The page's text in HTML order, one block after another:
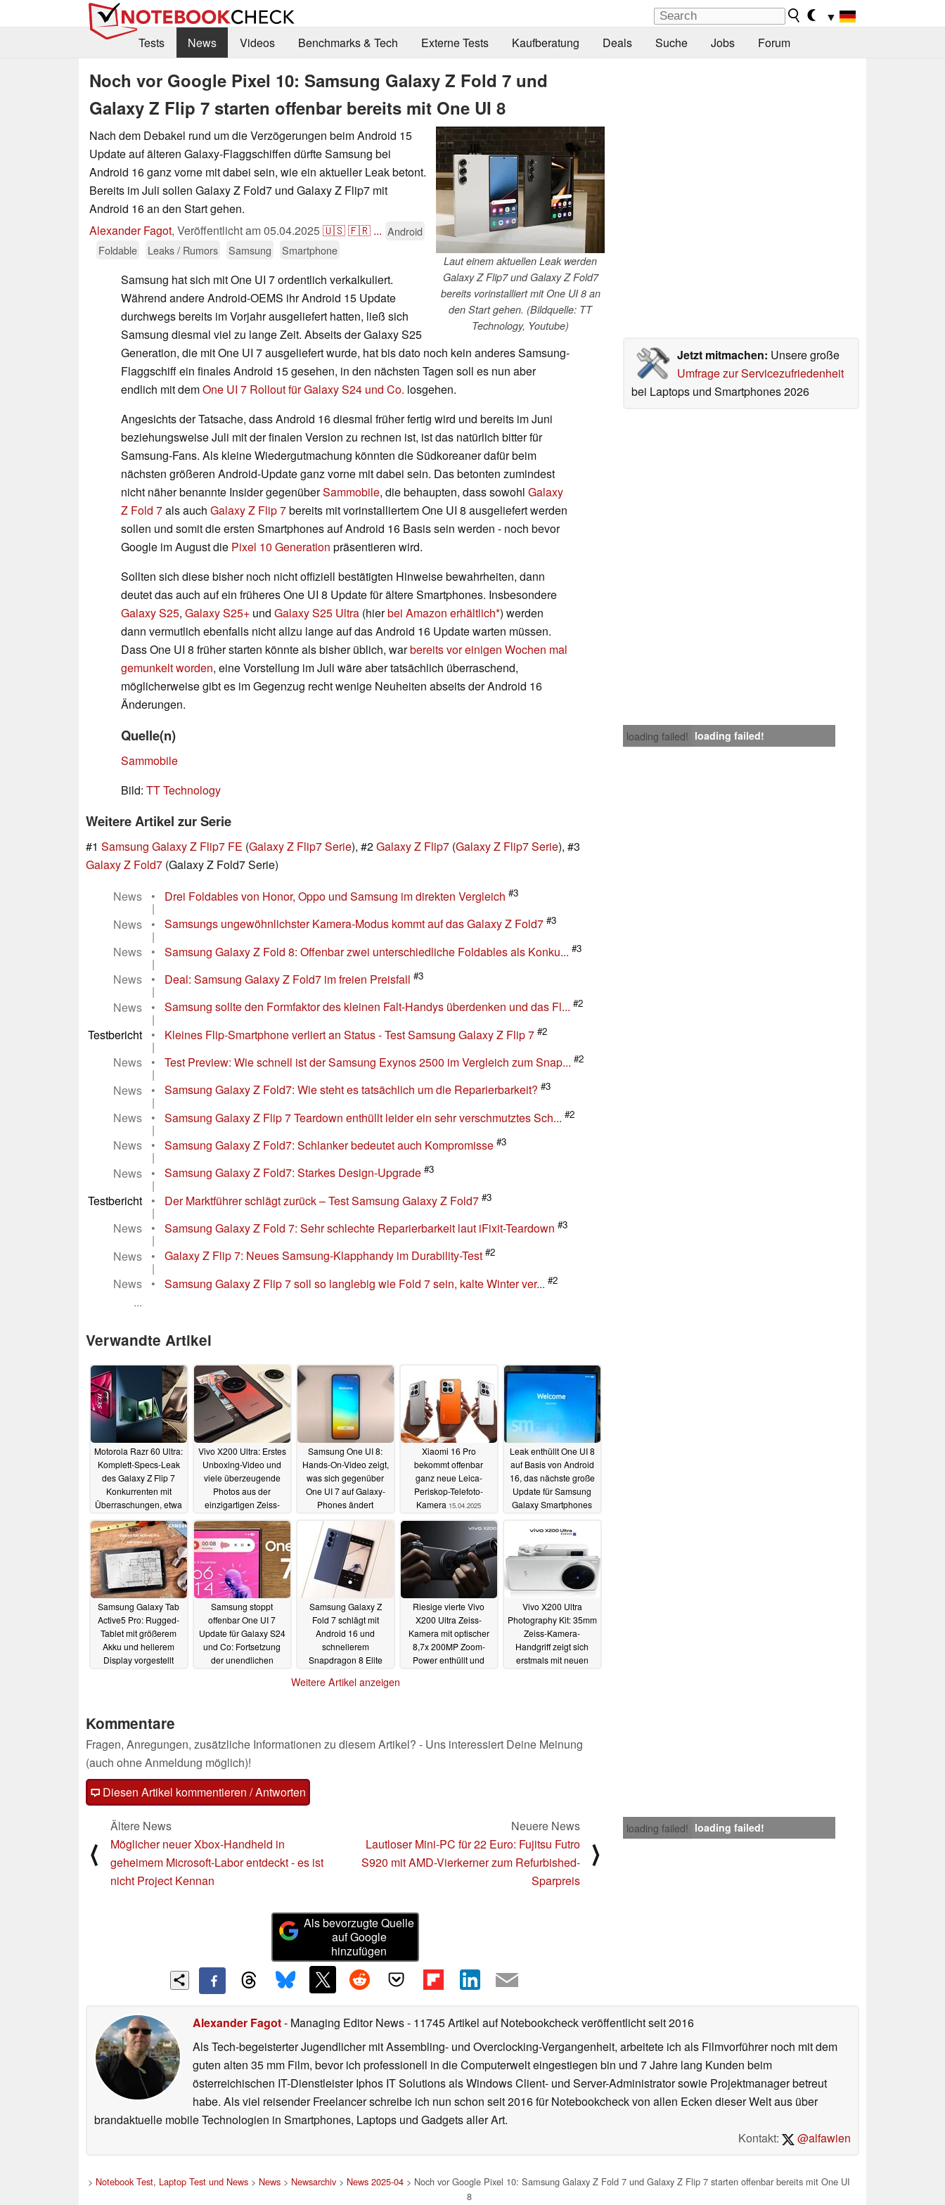
▼
Tests
News Videos Benchmarks & Tech Externe Tests Kaufberatung Deals Suche Jobs Forum
Noch vor Google Pixel 10: Samsung Galaxy Z Fold 7 und
Galaxy Z Flip 7 starten offenbar bereits mit One UI 8
Laut einem aktuellen Leak werden
Galaxy Z Flip7 und Galaxy Z Fold7
bereits vorinstalliert mit One UI 8 an
den Start gehen. (Bildquelle: TT
Technology, Youtube)
Nach dem Debakel rund um die Verzögerungen beim Android 15
Update auf älteren Galaxy-Flaggschiffen dürfte Samsung bei
Android 16 ganz vorne mit dabei sein, wie ein aktueller Leak betont.
Bereits im Juli sollen Galaxy Z Fold7 und Galaxy Z Flip7 mit
Android 16 an den Start gehen.
Alexander Fagot, Veröffentlicht am05.04.2025🇺🇸🇫🇷 ... Android
Foldable
Leaks / Rumors Samsung Smartphone
Jetzt mitmachen: Unsere große
Umfrage zur Servicezufriedenheit
bei Laptops und Smartphones 2026
Samsung hat sich mit One UI 7 ordentlich verkalkuliert.
Während andere Android-OEMS ihr Android 15 Update
durchwegs bereits im Vorjahr ausgeliefert hatten, ließ sich
Samsung diesmal viel zu lange Zeit. Abseits der Galaxy S25
Generation, die mit One UI 7 ausgeliefert wurde, hat bis dato noch kein anderes Samsung-
Flaggschiff ein finales Android 15 gesehen, in den nächsten Tagen soll es nun aber
endlich mit demOne UI 7 Rollout für Galaxy S24 und Co. losgehen.
Angesichts der Tatsache, dass Android 16 diesmal früher fertig wird und bereits im Juni
beziehungsweise Juli mit der finalen Version zu rechnen ist, ist das natürlich bitter für
Samsung-Fans. Als kleine Wiedergutmachung könnten die Südkoreaner dafür beim
nächsten größeren Android-Update ganz vorne mit dabei sein. Das betonten zumindest
nicht näher benannte Insider gegenüberSammobile, die behaupten, dass sowohl Galaxy
Z Fold 7als auch Galaxy Z Flip 7bereits mit vorinstalliertem One UI 8 ausgeliefert werden
sollen und somit die ersten Smartphones auf Android 16 Basis sein werden - noch bevor
Google im August die Pixel 10 Generation präsentieren wird.
Sollten sich diese bisher noch nicht offiziell bestätigten Hinweise bewahrheiten, dann
deutet das auch auf ein früheres One UI 8 Update für ältere Smartphones. Insbesondere
Galaxy S25, Galaxy S25+ und Galaxy S25 Ultra (hierbei Amazon erhältlich ) werden
dann vermutlich ebenfalls nicht allzu lange auf das Android 16 Update warten müssen.
Dass One UI 8 früher starten könnte als bisher üblich, warbereits vor einigen Wochen mal
gemunkelt worden, eine Vorstellung im Juli wäre aber tatsächlich überraschend,
möglicherweise gibt es im Gegenzug recht wenige Neuheiten abseits der Android 16
Änderungen.
loading failed! loading failed!
Quelle(n)
Sammobile
Bild: TT Technology
Weitere Artikel zur Serie
#1 Samsung Galaxy Z Flip7 FE (Galaxy Z Flip7 Serie), #2Galaxy Z Flip7 (Galaxy Z Flip7 Serie), #3
Galaxy Z Fold7 (Galaxy Z Fold7 Serie)
News
• Drei Foldables von Honor, Oppo und Samsung im direkten Vergleich #3
|
News
• Samsungs ungewöhnlichster Kamera-Modus kommt auf das Galaxy Z Fold7 #3
|
News
• Samsung Galaxy Z Fold 8: Offenbar zwei unterschiedliche Foldables als Konku... #3
|
News
• Deal: Samsung Galaxy Z Fold7 im freien Preisfall #3
|
News
• Samsung sollte den Formfaktor des kleinen Falt-Handys überdenken und das Fl... #2
|
Testbericht
• Kleines Flip-Smartphone verliert an Status - Test Samsung Galaxy Z Flip 7 #2
|
News
• Test Preview: Wie schnell ist der Samsung Exynos 2500 im Vergleich zum Snap... #2
|
News
• Samsung Galaxy Z Fold7: Wie steht es tatsächlich um die Reparierbarkeit? #3
|
News
• Samsung Galaxy Z Flip 7 Teardown enthüllt leider ein sehr verschmutztes Sch... #2
|
News
• Samsung Galaxy Z Fold7: Schlanker bedeutet auch Kompromisse #3
|
News
• Samsung Galaxy Z Fold7: Starkes Design-Upgrade #3
|
Testbericht
• Der Marktführer schlägt zurück – Test Samsung Galaxy Z Fold7 #3
|
News
• Samsung Galaxy Z Fold 7: Sehr schlechte Reparierbarkeit laut iFixit-Teardown #3
|
News
• Galaxy Z Flip 7: Neues Samsung-Klapphandy im Durability-Test #2
|
News
• Samsung Galaxy Z Flip 7 soll so langlebig wie Fold 7 sein, kalte Winter ver... #2
...
Verwandte Artikel
Motorola Razr 60 Ultra:
Komplett-Specs-Leak
des Galaxy Z Flip 7
Konkurrenten mit
Überraschungen, etwa
18.04.2025
Vivo X200 Ultra: Erstes
Unboxing-Video und
viele überzeugende
Photos aus der
einzigartigen Zeiss-
Kamera16.04.2025
Samsung One UI 8:
Hands-On-Video zeigt,
was sich gegenüber
One UI 7 auf Galaxy-
Phones ändert
16.04.2025
Xiaomi 16 Pro
bekommt offenbar
ganz neue Leica-
Periskop-Telefoto-
Kamera 15.04.2025
Leak enthüllt One UI 8
auf Basis von Android
16, das nächste große
Update für Samsung
Galaxy Smartphones
Samsung Galaxy Tab
Active5 Pro: Rugged-
Tablet mit größerem
Akku und hellerem
Display vorgestellt
Samsung stoppt
offenbar One UI 7
Update für Galaxy S24
und Co: Fortsetzung
der unendlichen
Samsung Galaxy Z
Fold 7 schlägt mit
Android 16 und
schnellerem
Snapdragon 8 Elite
Benchmark13.04.2025
Riesige vierte Vivo
X200 Ultra Zeiss-
Kamera mit optischer
8,7x 200MP Zoom-
Power enthüllt und
Vivo X200 Ultra
Photography Kit: 35mm
Zeiss-Kamera-
Handgriff zeigt sich
erstmals mit neuen
Weitere Artikel anzeigen
Kommentare
Fragen, Anregungen, zusätzliche Informationen zu diesem Artikel? - Uns interessiert Deine Meinung
(auch ohne Anmeldung möglich)!
Diesen Artikel kommentieren / Antworten
loading failed! loading failed!
⟨
Ältere News
Möglicher neuer Xbox-Handheld in
geheimem Microsoft-Labor entdeckt - es ist
nicht Project Kennan
Neuere News
Lautloser Mini-PC für 22 Euro: Fujitsu Futro
S920 mit AMD-Vierkerner zum Refurbished-
Sparpreis
⟩
Als bevorzugte Quelle
auf Google
hinzufügen
Alexander Fagot- Managing Editor News- 11745 Artikel auf Notebookcheck veröffentlichtseit 2016
Als Tech-begeisterter Jugendlicher mit Assembling- und Overclocking-Vergangenheit, arbeitete ich als Filmvorführer noch mit dem
guten alten 35 mm Film, bevor ich professionell in die Computerwelt eingestiegen bin und 7 Jahre lang Kunden beim
österreichischen IT-Dienstleister Iphos IT Solutions als Windows Client- und Server-Administrator sowie Projektmanager betreut
habe. Als viel reisender Freelancer schreibe ich nun schon seit 2016 für Notebookcheck von allen Ecken dieser Welt aus über
brandaktuelle mobile Technologien in Smartphones, Laptops und Gadgets aller Art.
Kontakt:
@alfawien
> Notebook Test, Laptop Test und News > News > Newsarchiv > News 2025-04 > Noch vor Google Pixel 10: Samsung Galaxy Z Fold 7 und Galaxy Z Flip 7 starten offenbar bereits mit One UI
8